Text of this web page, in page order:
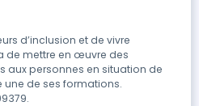
d’inclusion et de vivre
de mettre en œuvre des
aux personnes en situation de
de ses formations.